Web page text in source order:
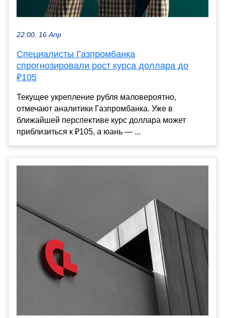
22:00, 16 Апр
Специалисты Газпромбанка
спрогнозировали рост курса доллара до
₽105
Текущее укрепление рубля маловероятно,
отмечают аналитики Газпромбанка. Уже в
ближайшей перспективе курс доллара может
приблизиться к ₽105, а юань — ...